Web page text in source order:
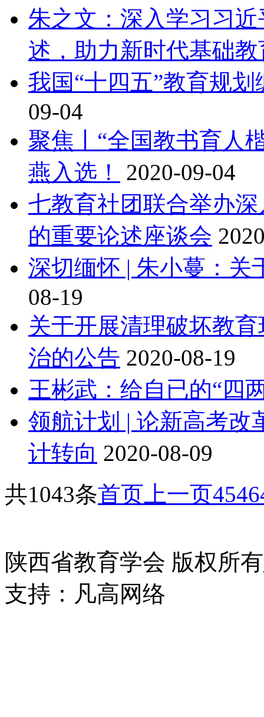
朱之文：深入学习习
述，助力新时代基础
我国“十四五”教育规
09-04
聚焦丨“全国教书育人
燕入选！
2020-09-04
七教育社团联合举办
的重要论述座谈会
深切缅怀 | 朱小蔓：关
08-19
关于开展清理破坏教
治的公告 2020-08-19
王彬武：给自已的“四
领航计划 | 论新高考改
计转向 2020-08-09
共1043条首页 上一页4546
陕西省教育学会 版权所有
支持： 凡高网络